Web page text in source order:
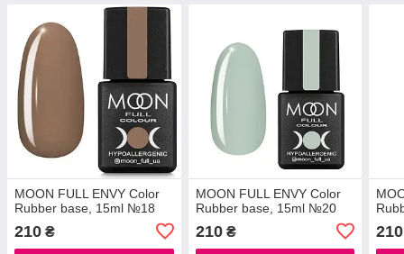
MOON FULL ENVY Color
Rubber base, 15ml №18
210 ₴
MOON FULL ENVY Color
Rubber base, 15ml №20
210₴ 210